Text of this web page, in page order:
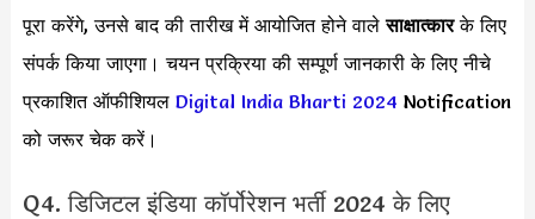
पूरा करेंगे, उनसे बाद की तारीख में आयोजित होने वालेसाक्षात्कारके लिए
संपर्क किया जाएगा। चयन प्रक्रिया की सम्पूर्ण जानकारी के लिए नीचे
प्रकाशित ऑफीशियल Digital India Bharti 2024 Notification
को जरूर चेक करें।
Q4. डिजिटल इंडिया कॉर्पोरेशन भर्ती 2024 के लिए